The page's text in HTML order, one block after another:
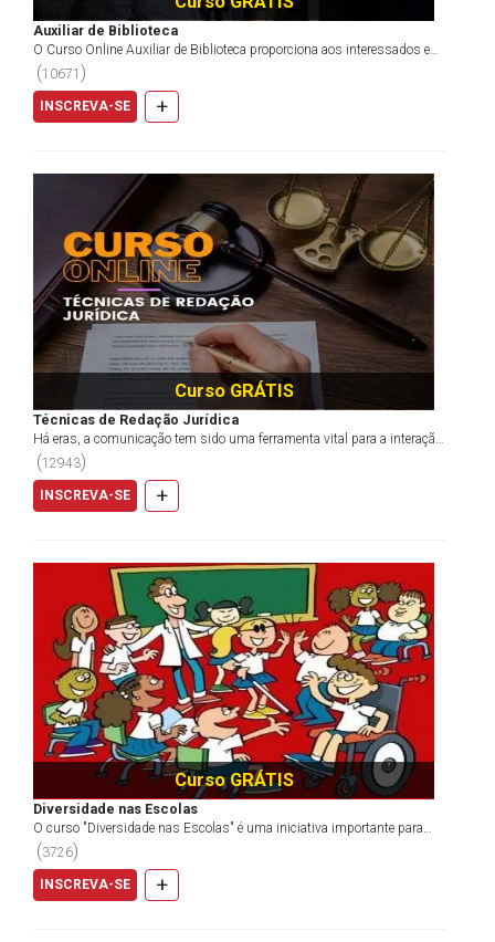
Auxiliar de Biblioteca
O Curso Online Auxiliar de Biblioteca proporciona aos interessados e
ingressantes o conhecimento acerca da atuação...
(10671 )
INSCREVA-SE +
Curso GRÁTIS
Técnicas de Redação Jurídica
Há eras, a comunicação tem sido uma ferramenta vital para a interação
humana na sociedade. Originalmente utilizada...
(12943)
INSCREVA-SE +
Curso GRÁTIS
Diversidade nas Escolas
O curso "Diversidade nas Escolas" é uma iniciativa importante para
promover a inclusão e a igualdade nas instituiçõ...
(3726)
INSCREVA-SE +